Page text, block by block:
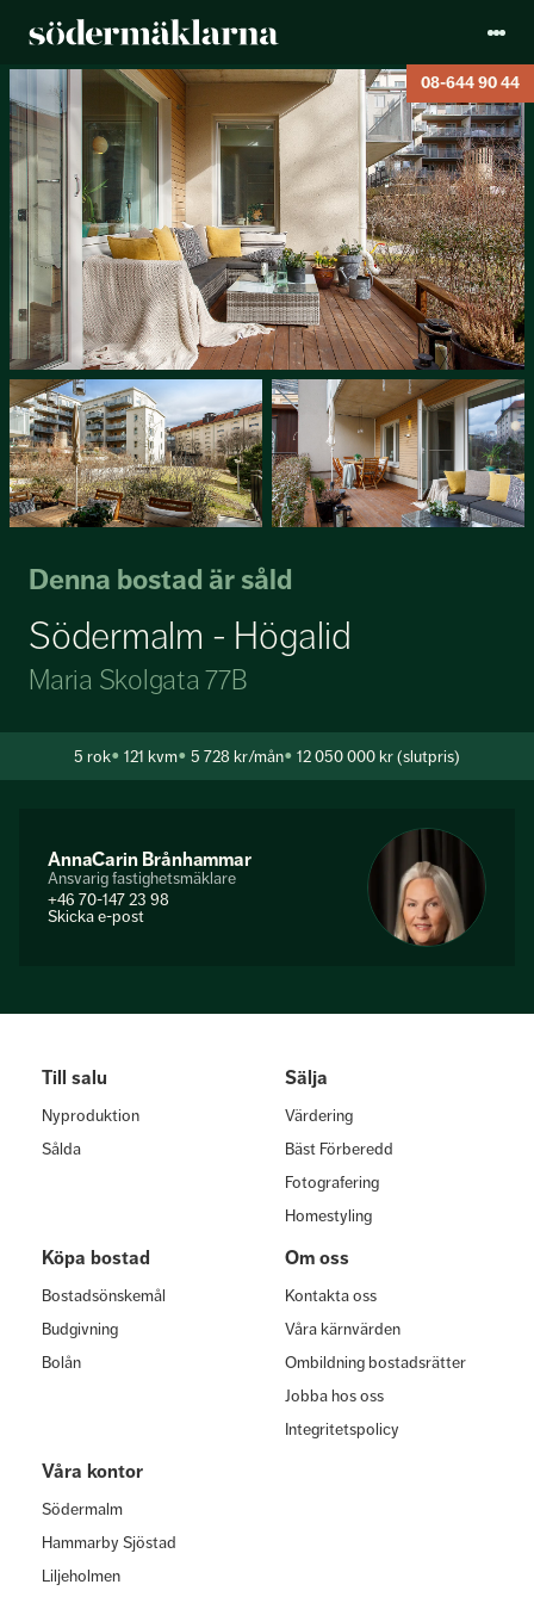
08-644 90 44
Denna bostad är såld
Maria Skolgata 77B
Södermalm - Högalid
5 rok 121 kvm 5 728 kr/mån 12 050 000 kr (slutpris)
AnnaCarin Brånhammar
Ansvarig fastighetsmäklare
+46 70-147 23 98
Skicka e-post
Till salu
Nyproduktion
Sålda
Sälja
Värdering
Bäst Förberedd
Fotografering
Homestyling
Köpa bostad
Bostadsönskemål
Budgivning
Bolån
Om oss
Kontakta oss
Våra kärnvärden
Ombildning bostadsrätter
Jobba hos oss
Integritetspolicy
Våra kontor
Södermalm
Hammarby Sjöstad
Liljeholmen